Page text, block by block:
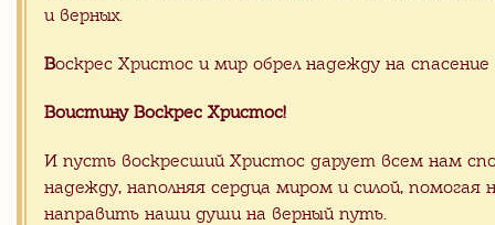
и верных.
Воскрес Христос и мир обрел надежду на спасение
Воистину Воскрес Христос!
И пусть воскресший Христос дарует всем нам
надежду, наполняя сердца миром и силой, помогая
направить наши души на верный путь.